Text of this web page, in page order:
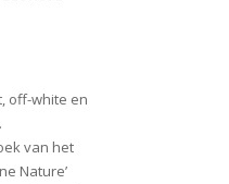
off-white en
van het
Nature’